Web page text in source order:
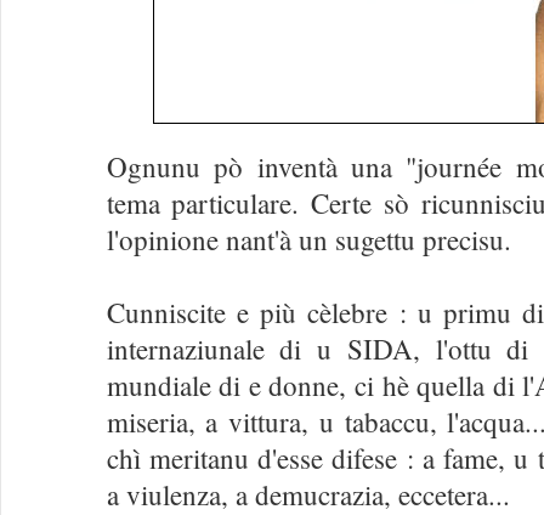
Ognunu pò inventà una "journée
tema particulare. Certe sò
l'opinione nant'à un sugettu precisu.
Cunniscite e più cèlebre : u primu
internaziunale di u SIDA, l'ottu di
mundiale di e donne, ci hè quella di
miseria, a vittura, u tabaccu,
chì meritanu d'esse difese : a fame,
a viulenza, a demucrazia, eccetera...